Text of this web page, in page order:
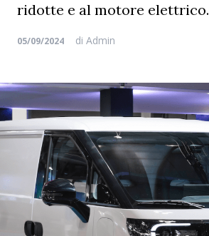
ridotte e al motore elettrico.
05/09/2024 di Admin